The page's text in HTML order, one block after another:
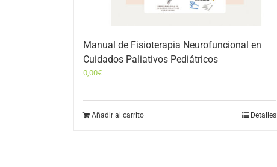
Manual de Fisioterapia Neurofuncional en
Cuidados Paliativos Pediátricos
0,00€
Añadir al carrito Detalles